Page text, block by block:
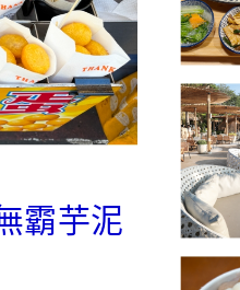
霸芋泥